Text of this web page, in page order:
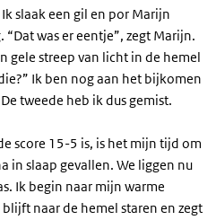
slaak een gil en por Marijn
was er eentje”, zegt Marijn.
gele streep van licht in de hemel
Ik ben nog aan het bijkomen
tweede heb ik dus gemist.
score 15-5 is, is het mijn tijd om
in slaap gevallen. We liggen nu
Ik begin naar mijn warme
naar de hemel staren en zegt